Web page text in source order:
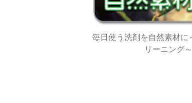
毎日使う洗剤を自然素材に
リーニング～